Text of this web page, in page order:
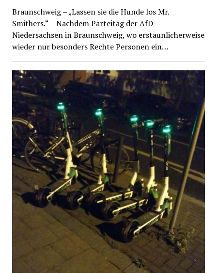
Braunschweig – „Lassen sie die Hunde los Mr.
Smithers.“ – Nachdem Parteitag der AfD
Niedersachsen in Braunschweig, wo erstaunlicherweise
wieder nur besonders Rechte Personen ein…